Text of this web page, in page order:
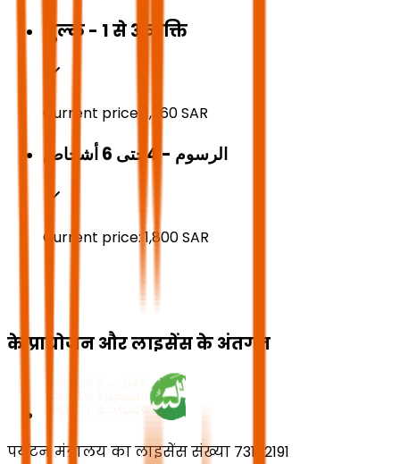
शुल्क - 1 से 3 व्यक्ति
Current price: 1,360SAR
الرسوم - 4حتى 6 أشخاص
Current price: 1,800SAR
के प्रायोजन और लाइसेंस के अंतर्गत
पर्यटन मंत्रालय का लाइसेंस संख्या 73102191